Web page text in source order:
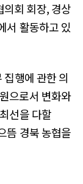
의회 회장, 경상
서 활동하고 있
행에 관한 의
으로서 변화와
선을 다할
뜸 경북 농협을